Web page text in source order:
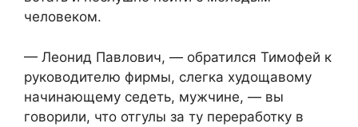
человеком.
— Леонид Павлович, — обратился Тимофей к
руководителю фирмы, слегка худощавому
начинающему седеть, мужчине, — вы
говорили, что отгулы за ту переработку в